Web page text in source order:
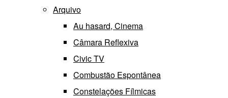
Arquivo
Au hasard, Cinema
Câmara Reflexiva
Civic TV
Combustão Espontânea
Constelações Fílmicas